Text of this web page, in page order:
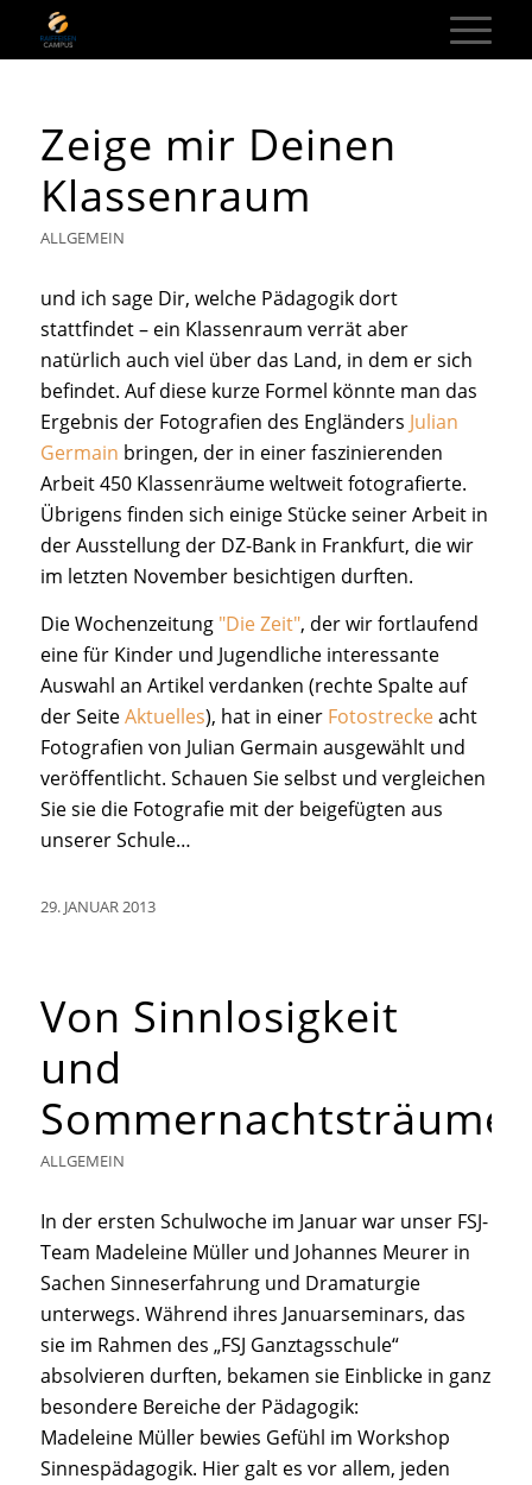
Zeige mir Deinen
Klassenraum
ALLGEMEIN
und ich sage Dir, welche Pädagogik dort
stattfindet – ein Klassenraum verrät aber
natürlich auch viel über das Land, in dem er sich
befindet. Auf diese kurze Formel könnte man das
Ergebnis der Fotografien des Engländers Julian
Germain bringen, der in einer faszinierenden
Arbeit 450 Klassenräume weltweit fotografierte.
Übrigens finden sich einige Stücke seiner Arbeit in
der Ausstellung der DZ-Bank in Frankfurt, die wir
im letzten November besichtigen durften.
Die Wochenzeitung "Die Zeit", der wir fortlaufend
eine für Kinder und Jugendliche interessante
Auswahl an Artikel verdanken (rechte Spalte auf
der SeiteAktuelles), hat in einer Fotostreckeacht
Fotografien von Julian Germain ausgewählt und
veröffentlicht. Schauen Sie selbst und vergleichen
Sie sie die Fotografie mit der beigefügten aus
unserer Schule…
29. JANUAR 2013
Von Sinnlosigkeit
und
ALLGEMEIN
In der ersten Schulwoche im Januar war unser FSJ-
Team Madeleine Müller und Johannes Meurer in
Sachen Sinneserfahrung und Dramaturgie
unterwegs. Während ihres Januarseminars, das
sie im Rahmen des „FSJ Ganztagsschule“
absolvieren durften, bekamen sie Einblicke in ganz
besondere Bereiche der Pädagogik:
Madeleine Müller bewies Gefühl im Workshop
Sinnespädagogik. Hier galt es vor allem, jeden